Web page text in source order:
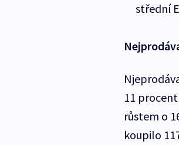
střední
11
růstem o
koupilo